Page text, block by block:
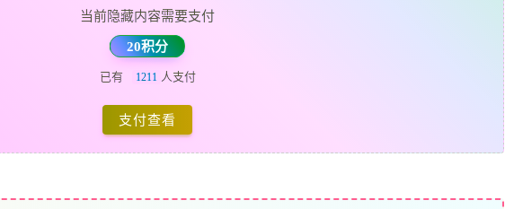
当前隐藏内容需要支付
20积分
已有 1211 人支付
支付查看